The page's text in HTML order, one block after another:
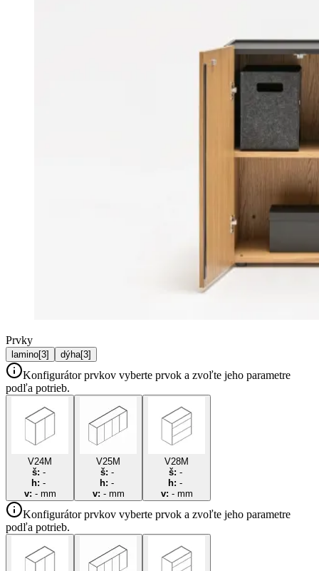
Prvky
lamino[3] dýha[3]
Konfigurátor prvkov vyberte prvok a zvoľte jeho parametre
podľa potrieb.
V24M
š: -
h: -
v: -mm
V25M
š: -
h: -
v: -mm
V28M
š: -
h: -
v: -mm
Konfigurátor prvkov vyberte prvok a zvoľte jeho parametre
podľa potrieb.